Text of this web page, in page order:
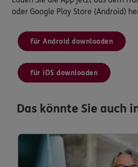
oder Google Play Store (Android)
für Android downloaden
für iOS downloaden
Das könnte Sie auch